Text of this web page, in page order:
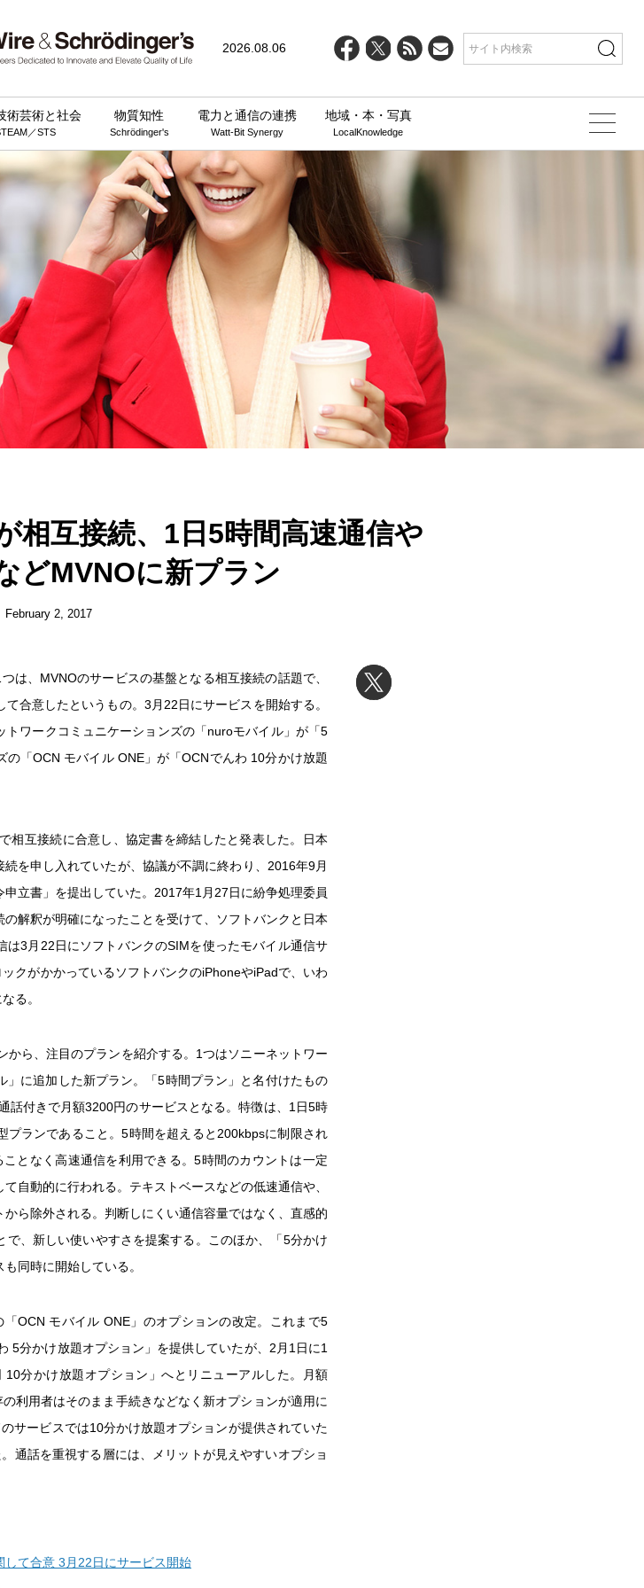
2026.08.06
術芸術と社会
／STS
物質知性
Schrödinger's
電力と通信の連携
Watt-Bit Synergy
地域・本・写真
LocalKnowledge
相互接続、1日5時間高速通信や
どMVNOに新プラン
February 2, 2017
は、MVNOのサービスの基盤となる相互接続の話題で、
合意したというもの。3月22日にサービスを開始する。
トワークコミュニケーションズの「nuroモバイル」が「5
「OCN モバイル ONE」が「OCNでんわ 10分かけ放題
相互接続に合意し、協定書を締結したと発表した。日本
を申し入れていたが、協議が不調に終わり、2016年9月
立書」を提出していた。2017年1月27日に紛争処理委員
解釈が明確になったことを受けて、ソフトバンクと日本
は3月22日にソフトバンクのSIMを使ったモバイル通信サ
クがかかっているソフトバンクのiPhoneやiPadで、いわ
る。
から、注目のプランを紹介する。1つはソニーネットワー
」に追加した新プラン。「5時間プラン」と名付けたもの
話付きで月額3200円のサービスとなる。特徴は、1日5時
プランであること。5時間を超えると200kbpsに制限され
となく高速通信を利用できる。5時間のカウントは一定
自動的に行われる。テキストベースなどの低速通信や、
ら除外される。判断しにくい通信容量ではなく、直感的
、新しい使いやすさを提案する。このほか、「5分かけ
同時に開始している。
OCN モバイル ONE」のオプションの改定。これまで5
5分かけ放題オプション」を提供していたが、2月1日に1
分かけ放題オプション」へとリニューアルした。月額
利用者はそのまま手続きなどなく新オプションが適用に
サービスでは10分かけ放題オプションが提供されていた
通話を重視する層には、メリットが見えやすいオプショ
て合意 3月22日にサービス開始